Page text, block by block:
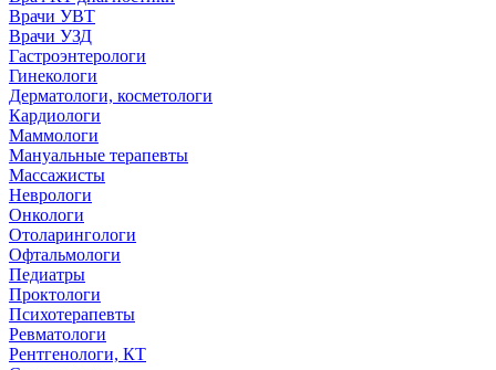
Врачи УВТ
Врачи УЗД
Гастроэнтерологи
Гинекологи
Дерматологи, косметологи
Кардиологи
Маммологи
Мануальные терапевты
Массажисты
Неврологи
Онкологи
Отоларингологи
Офтальмологи
Педиатры
Проктологи
Психотерапевты
Ревматологи
Рентгенологи, КТ